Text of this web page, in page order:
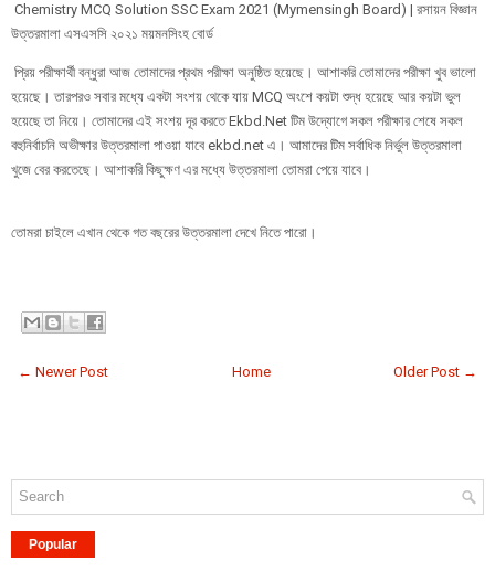
Chemistry MCQ Solution SSC Exam 2021 (Mymensingh Board) | রসায়ন বিজ্ঞান
উত্তরমালা এসএসসি ২০২১ ময়মনসিংহ বোর্ড
প্রিয় পরীক্ষার্থী বন্ধুরা আজ তোমাদের প্রথম পরীক্ষা অনুষ্ঠিত হয়েছে। আশাকরি তোমাদের পরীক্ষা খুব ভালো
হয়েছে। তারপরও সবার মধ্যে একটা সংশয় থেকে যায় MCQ অংশে কয়টা শুদ্ধ হয়েছে আর কয়টা ভুল
হয়েছে তা নিয়ে। তোমাদের এই সংশয় দূর করতে Ekbd.Net টিম উদ্যোগে সকল পরীক্ষার শেষে সকল
বহুনির্বাচনি অভীক্ষার উত্তরমালা পাওয়া যাবে ekbd.net এ। আমাদের টিম সর্বাধিক নির্ভুল উত্তরমালা
খুজে বের করতেছে। আশাকরি কিছুক্ষণ এর মধ্যে উত্তরমালা তোমরা পেয়ে যাবে।
তোমরা চাইলে এখান থেকে গত বছরের উত্তরমালা দেখে নিতে পারো।
← Newer Post Older Post →
Home
Popular